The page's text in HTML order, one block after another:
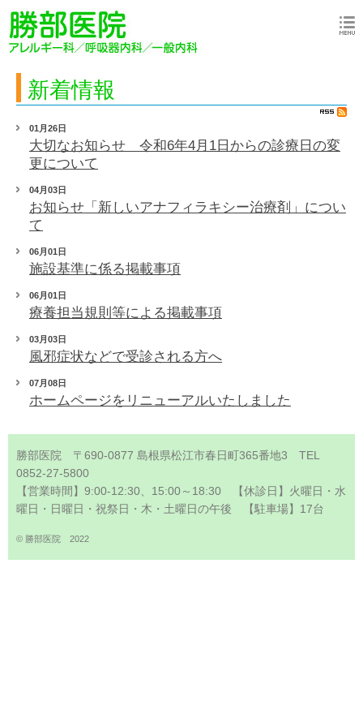
新着情報
01月26日
大切なお知らせ 令和6年4月1日からの診療日の変
更について
04月03日
お知らせ「新しいアナフィラキシー治療剤」につい
て
06月01日
施設基準に係る掲載事項
06月01日
療養担当規則等による掲載事項
03月03日
風邪症状などで受診される方へ
07月08日
ホームページをリニューアルいたしました
勝部医院 〒690-0877 島根県松江市春日町365番地3 TEL
0852-27-5800
【営業時間】9:00-12:30、15:00～18:30 【休診日】火曜日・水
曜日・日曜日・祝祭日・木・土曜日の午後 【駐車場】17台
© 勝部医院 2022